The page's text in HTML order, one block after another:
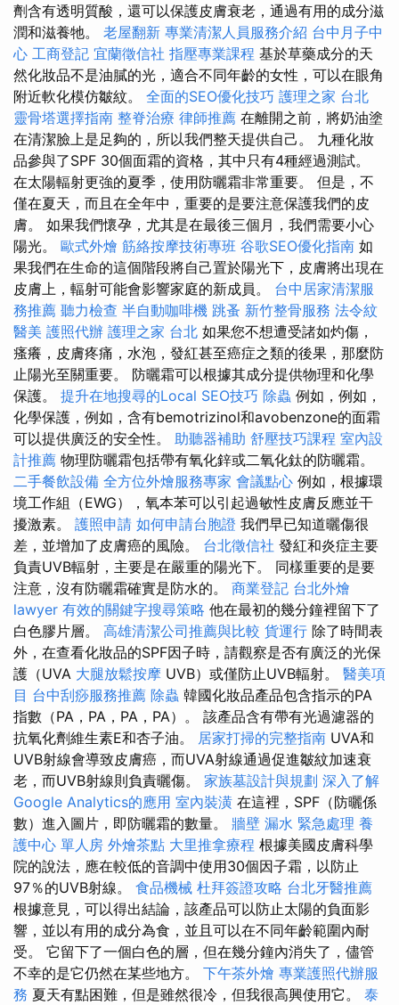
劑含有透明質酸，還可以保護皮膚衰老，通過有用的成分滋
潤和滋養牠。 老屋翻新 專業清潔人員服務介紹 台中月子中
心 工商登記 宜蘭徵信社 指壓專業課程 基於草藥成分的天
然化妝品不是油膩的光，適合不同年齡的女性，可以在眼角
附近軟化模仿皺紋。 全面的SEO優化技巧 護理之家 台北
靈骨塔選擇指南 整脊治療 律師推薦 在離開之前，將奶油塗
在清潔臉上是足夠的，所以我們整天提供自己。 九種化妝
品參與了SPF 30個面霜的資格，其中只有4種經過測試。
在太陽輻射更強的夏季，使用防曬霜非常重要。 但是，不
僅在夏天，而且在全年中，重要的是要注意保護我們的皮
膚。 如果我們懷孕，尤其是在最後三個月，我們需要小心
陽光。 歐式外燴 筋絡按摩技術專班 谷歌SEO優化指南 如
果我們在生命的這個階段將自己置於陽光下，皮膚將出現在
皮膚上，輻射可能會影響家庭的新成員。 台中居家清潔服
務推薦 聽力檢查 半自動咖啡機 跳蚤 新竹整骨服務 法令紋
醫美 護照代辦 護理之家 台北 如果您不想遭受諸如灼傷，
瘙癢，皮膚疼痛，水泡，發紅甚至癌症之類的後果，那麼防
止陽光至關重要。 防曬霜可以根據其成分提供物理和化學
保護。 提升在地搜尋的Local SEO技巧 除蟲 例如，例如，
化學保護，例如，含有bemotrizinol和avobenzone的面霜
可以提供廣泛的安全性。 助聽器補助 舒壓技巧課程 室內設
計推薦 物理防曬霜包括帶有氧化鋅或二氧化鈦的防曬霜。
二手餐飲設備 全方位外燴服務專家 會議點心 例如，根據環
境工作組（EWG），氧本苯可以引起過敏性皮膚反應並干
擾激素。 護照申請 如何申請台胞證 我們早已知道曬傷很
差，並增加了皮膚癌的風險。 台北徵信社 發紅和炎症主要
負責UVB輻射，主要是在嚴重的陽光下。 同樣重要的是要
注意，沒有防曬霜確實是防水的。 商業登記 台北外燴
lawyer 有效的關鍵字搜尋策略 他在最初的幾分鐘裡留下了
白色膠片層。 高雄清潔公司推薦與比較 貨運行 除了時間表
外，在查看化妝品的SPF因子時，請觀察是否有廣泛的光保
護（UVA 大腿放鬆按摩 UVB）或僅防止UVB輻射。 醫美項
目 台中刮痧服務推薦 除蟲 韓國化妝品產品包含指示的PA
指數（PA，PA，PA，PA）。 該產品含有帶有光過濾器的
抗氧化劑維生素E和杏子油。 居家打掃的完整指南 UVA和
UVB射線會導致皮膚癌，而UVA射線通過促進皺紋加速衰
老，而UVB射線則負責曬傷。 家族墓設計與規劃 深入了解
Google Analytics的應用 室內裝潢 在這裡，SPF（防曬係
數）進入圖片，即防曬霜的數量。 牆壁 漏水 緊急處理 養
護中心 單人房 外燴茶點 大里推拿療程 根據美國皮膚科學
院的說法，應在較低的音調中使用30個因子霜，以防止
97％的UVB射線。 食品機械 杜拜簽證攻略 台北牙醫推薦
根據意見，可以得出結論，該產品可以防止太陽的負面影
響，並以有用的成分為食，並且可以在不同年齡範圍內耐
受。 它留下了一個白色的層，但在幾分鐘內消失了，儘管
不幸的是它仍然在某些地方。 下午茶外燴 專業護照代辦服
務 夏天有點困難，但是雖然很冷，但我很高興使用它。 泰